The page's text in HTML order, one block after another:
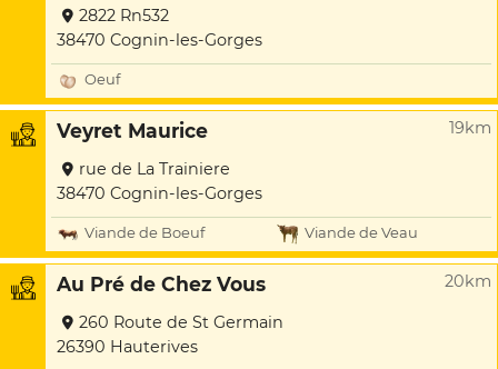
2822 Rn532
38470 Cognin-les-Gorges
Oeuf
Veyret Maurice 19km
rue de La Trainiere
38470 Cognin-les-Gorges
Viande de Boeuf Viande de Veau
Au Pré de Chez Vous 20km
260 Route de St Germain
26390 Hauterives